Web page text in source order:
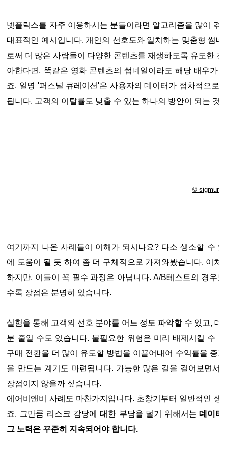
넷플릭스를 자주 이용하시는 분들이라면 알고리즘을 많이 겪
대표적인 예시입니다. 개인의 선호도와 일치하는 맞춤형 썸
로써 더 많은 사람들이 다양한 콘텐츠를 재생하도록 유도한
아한다면, 똑같은 영화 콘텐츠의 썸네일이라도 해당 배우가
죠. 일명 '퍼스널 큐레이션'은 사용자의 데이터가 점차적으로
됩니다. 고객의 이탈률도 낮출 수 있는 하나의 방안이 되는 것
©
여기까지 나온 사례들이 이해가 되시나요? 다소 생소할 수
에 도움이 될 듯 하여 좀 더 구체적으로 가져와봤습니다. 이
하지만, 이들이 꼭 필수 과정은 아닙니다. A/B테스트의 경우
수록 장점은 분명히 있습니다.
실험을 통해 고객의 선호 분야를 어느 정도 파악할 수 있고,
분 줄일 수도 있습니다. 불필요한 위험은 미리 배제시킬 수
구매 전환을 더 많이 유도할 방법을 이끌어내어 수익률을 증
을 만드는 계기도 마련됩니다. 가능한 많은 길을 걸어보면
장점이지 않을까 싶습니다.
에어비앤비 사례도 마찬가지입니다. 초창기부터 일반적인
죠. 그만큼 리스크 감당에 대한 부담을 덜기 위해서는데이터
그 노력은 꾸준히 지속되어야 합니다.